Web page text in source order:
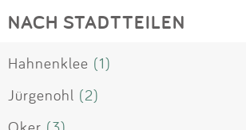
NACH STADTTEILEN
Hahnenklee (1)
Jürgenohl (2)